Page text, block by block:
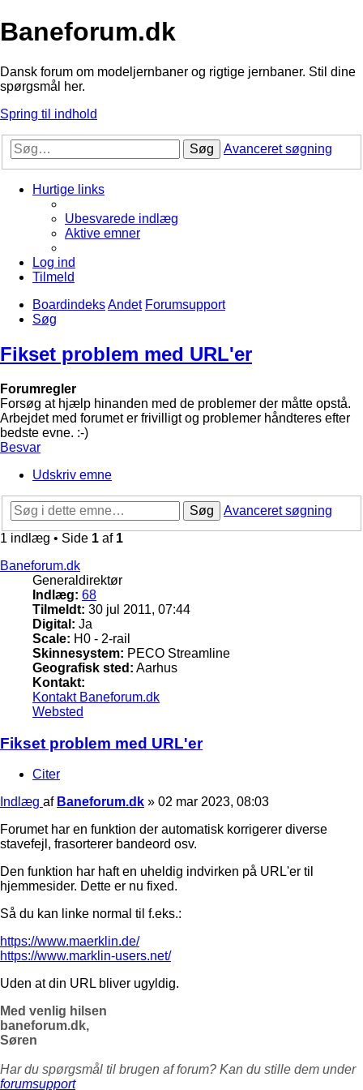
Baneforum.dk
Dansk forum om modeljernbaner og rigtige jernbaner. Stil dine
spørgsmål her.
Spring til indhold
Søg Avanceret søgning
Hurtige links
Ubesvarede indlæg
Aktive emner
Log ind
Tilmeld
BoardindeksAndet Forumsupport
Søg
Fikset problem med URL'er
Forumregler
Forsøg at hjælp hinanden med de problemer der måtte opstå.
Arbejdet med forumet er frivilligt og problemer håndteres efter
bedste evne. :-)
Besvar
Udskriv emne
Søg
Avanceret søgning
1 indlæg • Side 1 af 1
Baneforum.dk
Generaldirektør
Indlæg: 68
Tilmeldt: 30 jul 2011, 07:44
Digital: Ja
Scale: H0 - 2-rail
Skinnesystem: PECO Streamline
Geografisk sted: Aarhus
Kontakt:
Kontakt Baneforum.dk
Websted
Fikset problem med URL'er
Citer
Indlæg af Baneforum.dk » 02 mar 2023, 08:03
Forumet har en funktion der automatisk korrigerer diverse
stavefejl, frasorterer bandeord osv.
Den funktion har haft en uheldig indvirken på URL'er til
hjemmesider. Dette er nu fixed.
Så du kan linke normal til f.eks.:
https://www.maerklin.de/
https://www.marklin-users.net/
Uden at din URL bliver ugyldig.
Med venlig hilsen
baneforum.dk,
Søren
Har du spørgsmål til brugen af forum? Kan du stille dem under
forumsupport